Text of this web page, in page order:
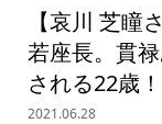
【哀川 芝瞳
若座長。貫
される22歳！
2021.06.28